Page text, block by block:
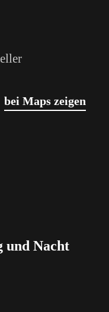
bei Maps zeigen
und Nacht